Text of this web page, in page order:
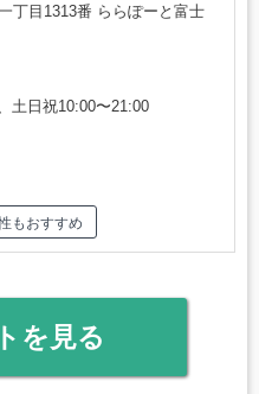
丁目1313番 ららぽーと富士
土日祝10:00〜21:00
もおすすめ
を見る